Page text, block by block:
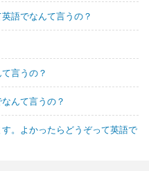
語でなんて言うの？
言うの？
んて言うの？
。よかったらどうぞって英語で